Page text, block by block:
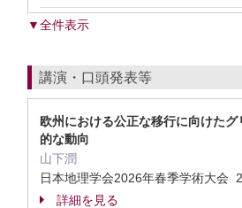
▼全件表示
講演・口頭発表等
欧州における公正な移行に向けた
的な動向
山下潤
日本地理学会2026年春季学術大会
詳細を見る